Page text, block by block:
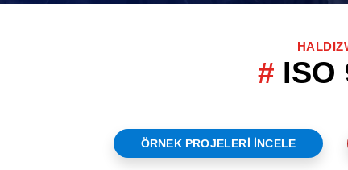
ISO
ÖRNEK PROJELERİ İNCELE